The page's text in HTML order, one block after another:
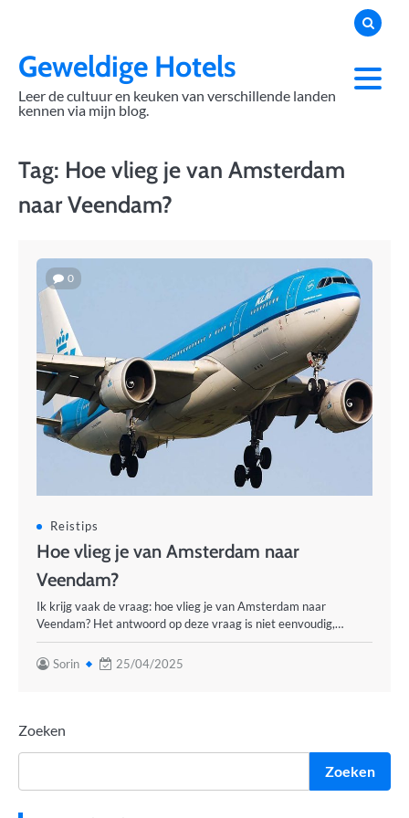
contentGeweldige Hotels
Leer de cultuur en keuken van verschillende landen
kennen via mijn blog.
Tag: Hoe vlieg je van Amsterdam
naar Veendam?
0
Reistips
Hoe vlieg je van Amsterdam naar
Veendam?
Ik krijg vaak de vraag: hoe vlieg je van Amsterdam naar
Veendam? Het antwoord op deze vraag is niet eenvoudig,…
Sorin 25/04/2025
Zoeken
Zoeken